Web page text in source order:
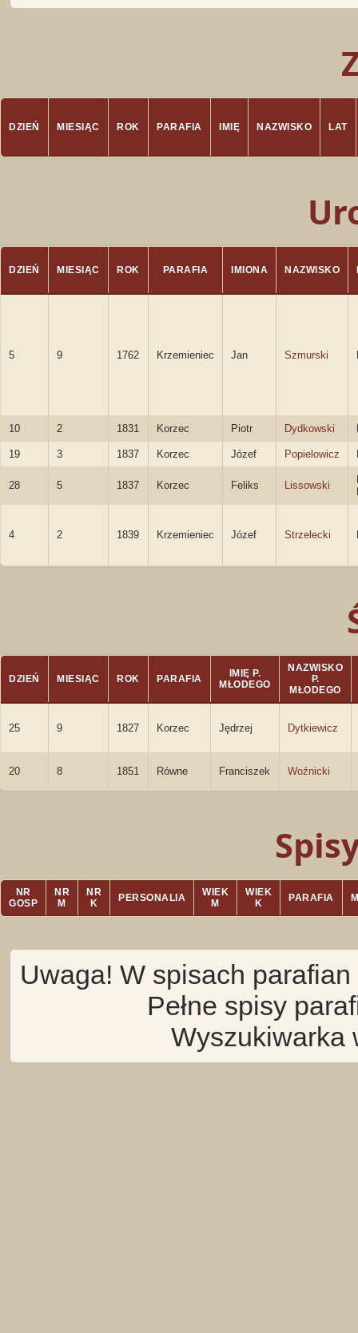
DZIEŃ MIESIĄC ROK PARAFIA IMIĘ NAZWISKO LAT
DZIEŃ MIESIĄC ROK PARAFIA IMIONA NAZWISKO
5 9 1762 Krzemieniec Jan Szmurski
10 2 1831 Korzec Piotr Dydkowski
19 3 1837 Korzec Józef Popielowicz
28 5 1837 Korzec Feliks Lissowski
4 2 1839 Krzemieniec Józef Strzelecki
DZIEŃ MIESIĄC ROK PARAFIA
IMIĘ P.
MŁODEGO
NAZWISKO
P.
MŁODEGO
25 9 1827 Korzec Jędrzej Dytkiewicz
20 8 1851 Równe Franciszek Woźnicki
NR
GOSP
NR
M
NR
K
PERSONALIA
WIEK
M
WIEK
K
PARAFIA
Uwaga! W spisach
Pełne spisy
Wyszukiwarka